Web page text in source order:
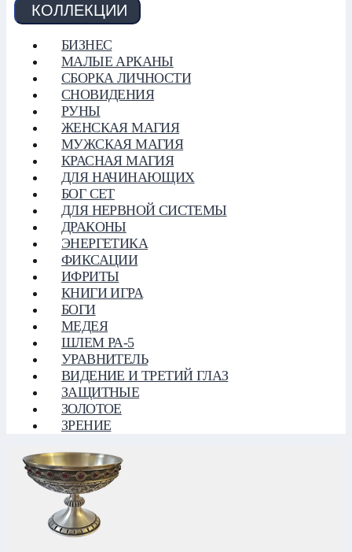
КОЛЛЕКЦИИ
БИЗНЕС
МАЛЫЕ АРКАНЫ
СБОРКА ЛИЧНОСТИ
СНОВИДЕНИЯ
РУНЫ
ЖЕНСКАЯ МАГИЯ
МУЖСКАЯ МАГИЯ
КРАСНАЯ МАГИЯ
ДЛЯ НАЧИНАЮЩИХ
БОГ СЕТ
ДЛЯ НЕРВНОЙ СИСТЕМЫ
ДРАКОНЫ
ЭНЕРГЕТИКА
ФИКСАЦИИ
ИФРИТЫ
КНИГИ ИГРА
БОГИ
МЕДЕЯ
ШЛЕМ РА-5
УРАВНИТЕЛЬ
ВИДЕНИЕ И ТРЕТИЙ ГЛАЗ
ЗАЩИТНЫЕ
ЗОЛОТОЕ
ЗРЕНИЕ